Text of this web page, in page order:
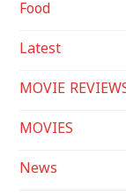
Food
Latest
MOVIE
MOVIES
News